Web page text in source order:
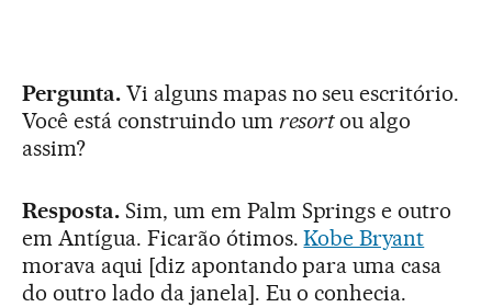
Pergunta.Vi alguns mapas no seu escritório.
Você está construindo um resortou algo
assim?
Resposta.Sim, um em Palm Springs e outro
em Antígua. Ficarão ótimos.Kobe Bryant
morava aqui [diz apontando para uma casa
do outro lado da janela]. Eu o conhecia.